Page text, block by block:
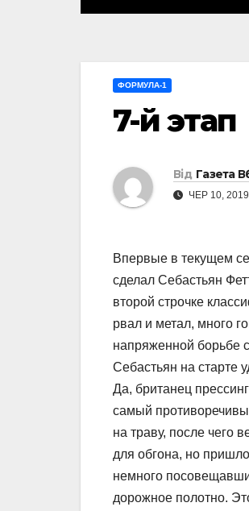
ФОРМУЛА-1
7-й этап
Від Газета
ЧЕР 10, 2019
Впервые в текущем
сделал Себастьян
второй строчке
рвал и метал, много
напряженной борьбе
Себастьян на старте
Да, британец
самый
на траву, после чего
для обгона, но
немного
дорожное полотно.